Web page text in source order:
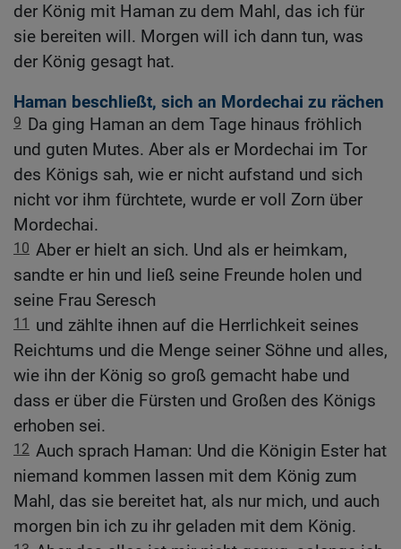
der König mit Haman zu dem Mahl, das ich für
sie bereiten will. Morgen will ich dann tun, was
der König gesagt hat.
Haman beschließt, sich an Mordechai zu rächen
9 Da ging Haman an dem Tage hinaus fröhlich
und guten Mutes. Aber als er Mordechai im Tor
des Königs sah, wie er nicht aufstand und sich
nicht vor ihm fürchtete, wurde er voll Zorn über
Mordechai.
10 Aber er hielt an sich. Und als er heimkam,
sandte er hin und ließ seine Freunde holen und
seine Frau Seresch
11
und zählte ihnen auf die Herrlichkeit seines
Reichtums und die Menge seiner Söhne und alles,
wie ihn der König so groß gemacht habe und
dass er über die Fürsten und Großen des Königs
erhoben sei.
12 Auch sprach Haman: Und die Königin Ester hat
niemand kommen lassen mit dem König zum
Mahl, das sie bereitet hat, als nur mich, und auch
morgen bin ich zu ihr geladen mit dem König.